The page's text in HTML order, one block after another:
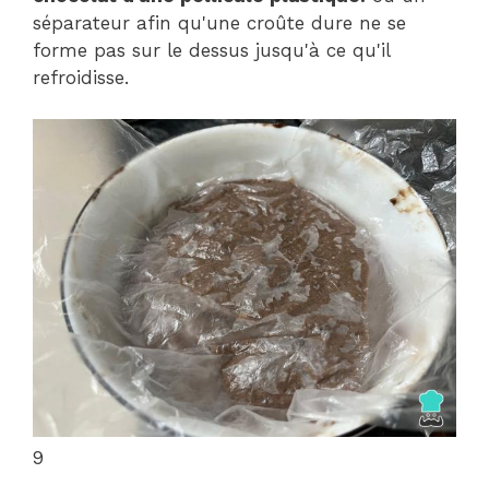
séparateur afin qu'une croûte dure ne se
forme pas sur le dessus jusqu'à ce qu'il
refroidisse.
9